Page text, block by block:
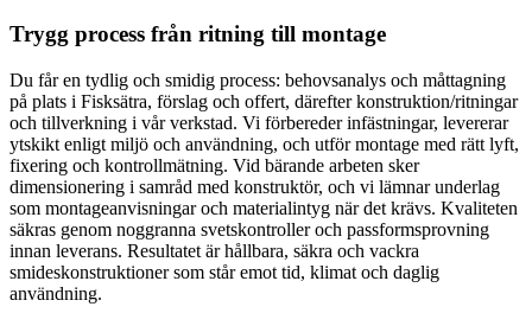
Trygg process från ritning till montage
Du får en tydlig och smidig process: behovsanalys och måttagning
på plats i Fisksätra, förslag och offert, därefter konstruktion/ritningar
och tillverkning i vår verkstad. Vi förbereder infästningar, levererar
ytskikt enligt miljö och användning, och utför montage med rätt lyft,
fixering och kontrollmätning. Vid bärande arbeten sker
dimensionering i samråd med konstruktör, och vi lämnar underlag
som montageanvisningar och materialintyg när det krävs. Kvaliteten
säkras genom noggranna svetskontroller och passformsprovning
innan leverans. Resultatet är hållbara, säkra och vackra
smideskonstruktioner som står emot tid, klimat och daglig
användning.